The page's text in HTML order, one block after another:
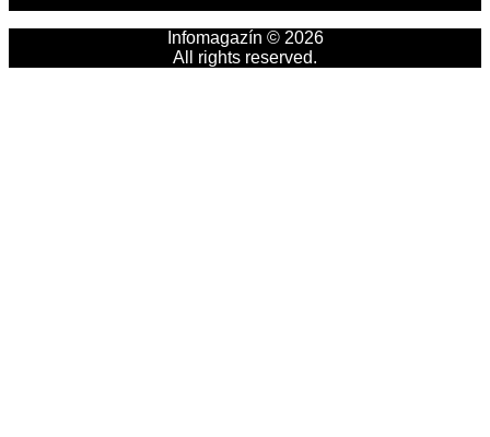
Infomagazín © 2026
All rights reserved.